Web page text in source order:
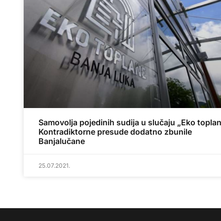
Samovolja pojedinih sudija u slučaju „Eko
Kontradiktorne presude dodatno zbunile
Banjalučane
25.07.2021.